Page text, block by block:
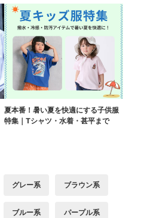
夏本番！暑い夏を快適にする子供服
特集｜Tシャツ・水着・甚平まで
グレー系 ブラウン系
ブルー系 パープル系